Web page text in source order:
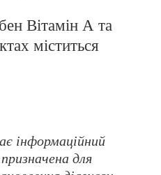
Вітамін А та
міститься
інформаційний
для